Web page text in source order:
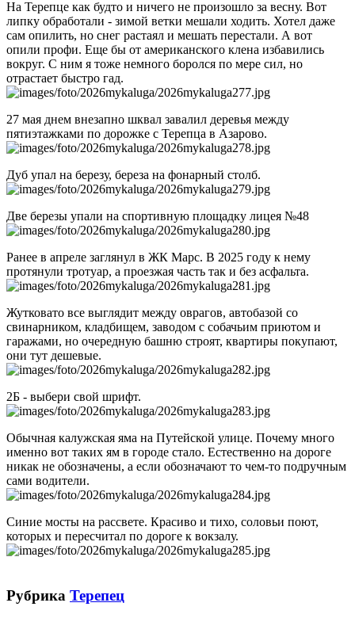
На Терепце как будто и ничего не произошло за весну. Вот
липку обработали - зимой ветки мешали ходить. Хотел даже
сам опилить, но снег растаял и мешать перестали. А вот
опили профи. Еще бы от американского клена избавились
вокруг. С ним я тоже немного боролся по мере сил, но
отрастает быстро гад.
27 мая днем внезапно шквал завалил деревья между
пятиэтажками по дорожке с Терепца в Азарово.
Дуб упал на березу, береза на фонарный столб.
Две березы упали на спортивную площадку лицея №48
Ранее в апреле заглянул в ЖК Марс. В 2025 году к нему
протянули тротуар, а проезжая часть так и без асфальта.
Жутковато все выглядит между оврагов, автобазой со
свинарником, кладбищем, заводом с собачьим приютом и
гаражами, но очередную башню строят, квартиры покупают,
они тут дешевые.
2Б - выбери свой шрифт.
Обычная калужская яма на Путейской улице. Почему много
именно вот таких ям в городе стало. Естественно на дороге
никак не обозначены, а если обозначают то чем-то подручным
сами водители.
Синие мосты на рассвете. Красиво и тихо, соловьи поют,
которых и пересчитал по дороге к вокзалу.
Рубрика Терепец